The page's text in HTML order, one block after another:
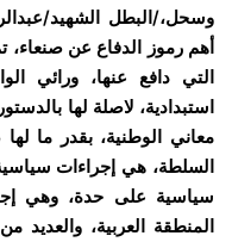
وسحل،/البطل الشهيد/
أهم رموز الدفاع عن
التي دافع عنها، ورائي
استبدادية، لاصلة لها
معاني الوطنية، بقدر ما
السلطة، هي إجراءات
سياسية على حدة، وهي
المنطقة العربية، والعديد